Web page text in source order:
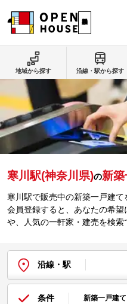
寒川駅(神奈川県)の新築
寒川駅で販売中の新築一戸建て
会員登録すると、あなたの希
や、人気の一軒家・建売を検索
沿線・駅
条件 新築一戸建て
地域から探す 沿線・駅から探す